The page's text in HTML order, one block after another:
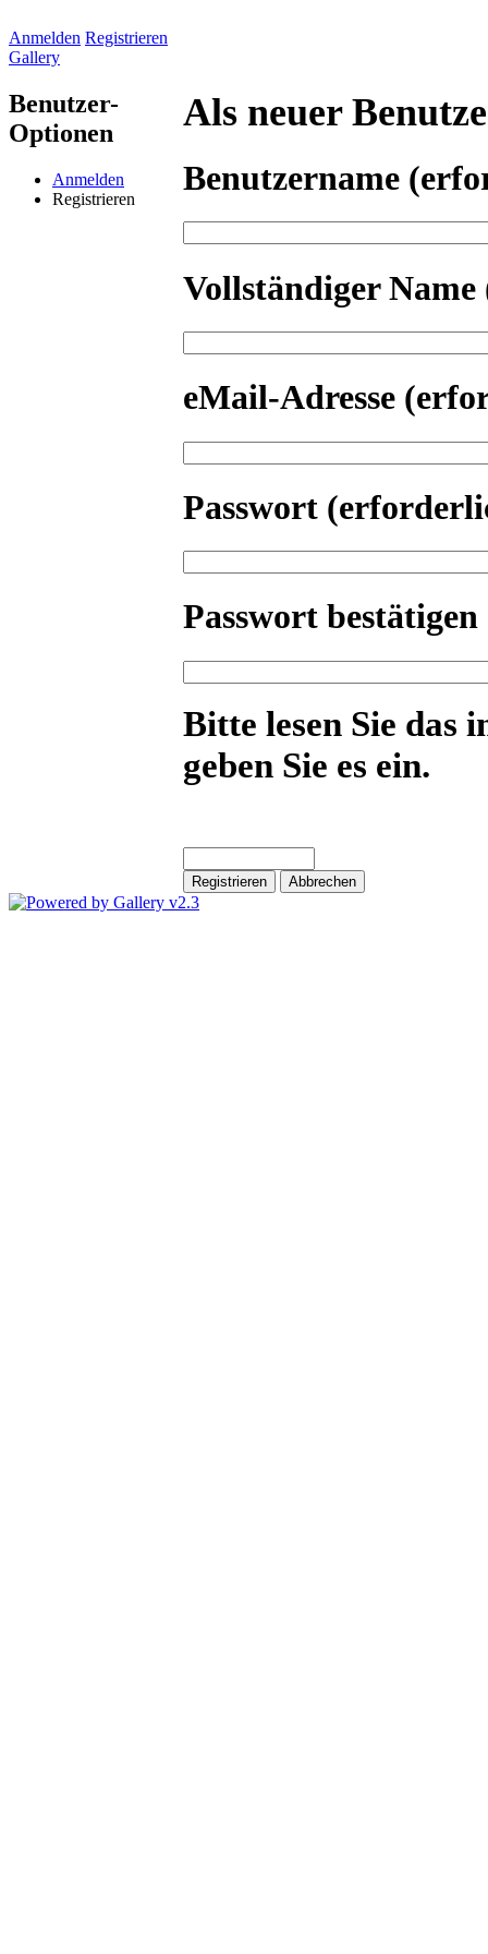
Anmelden Registrieren
Gallery
Benutzer-
Optionen
Anmelden
Registrieren
Als neuer
Benutzername
Vollständiger Name
eMail-Adresse
Passwort
Passwort bestätigen
Bitte lesen Sie das
geben Sie es ein.